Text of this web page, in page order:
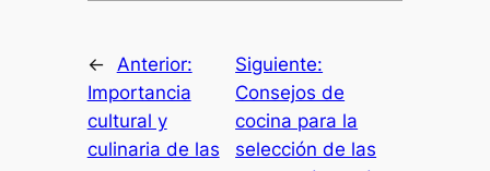
←
Anterior:
Importancia
cultural y
culinaria de las
Siguiente:
Consejos de
cocina para la
selección de las